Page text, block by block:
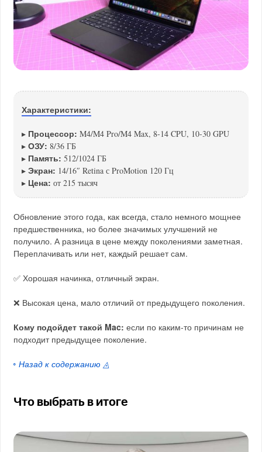
Характеристики:
▸ Процессор: M4/M4 Pro/M4 Max, 8-14 CPU, 10-30 GPU
▸ОЗУ: 8/36 ГБ
▸ Память: 512/1024 ГБ
▸Экран: 14/16″ Retina с ProMotion 120 Гц
▸ Цена: от 215 тысяч
Обновление этого года, как всегда, стало немного мощнее
предшественника, но более значимых улучшений не
получило. А разница в цене между поколениями заметная.
Переплачивать или нет, каждый решает сам.
✅ Хорошая начинка, отличный экран.
❌ Высокая цена, мало отличий от предыдущего поколения.
Кому подойдет такой Mac: если по каким-то причинам не
подходит предыдущее поколение.
◦ Назад к содержанию ◬
Что выбрать в итоге